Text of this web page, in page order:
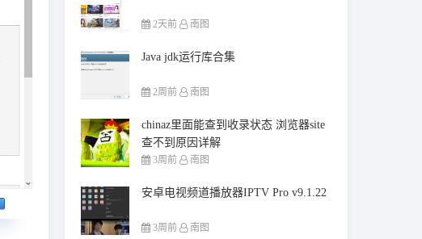
2天前 南图
Java jdk运行库合集
2周前 南图
chinaz里面能查到收录状态 浏览器site
查不到原因详解
3周前 南图
安卓电视频道播放器IPTV Pro v9.1.22
3周前 南图